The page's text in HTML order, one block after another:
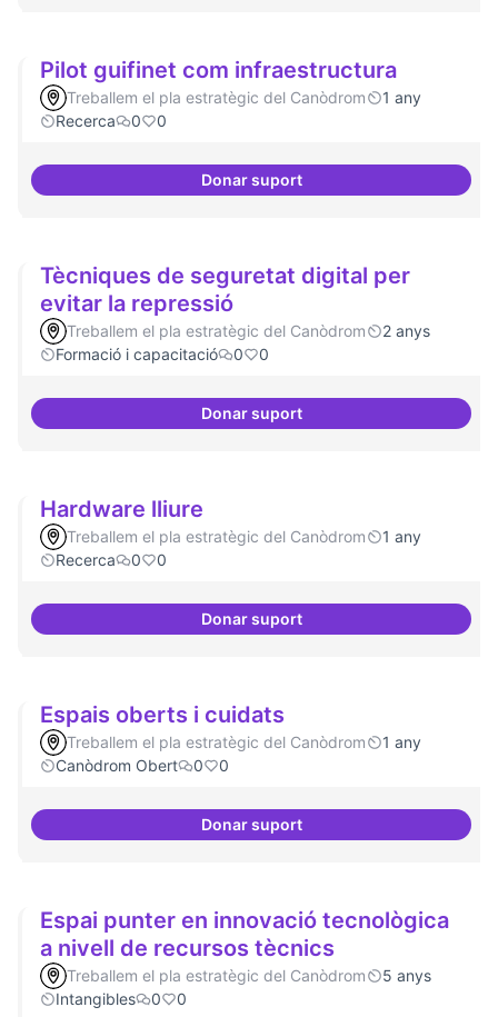
Pilot guifinet com infraestructura
Treballem el pla estratègic del Canòdrom
1 any
Recerca
0 0
Donar suportPilot guifinet com
Tècniques de seguretat digital per
evitar la repressió
Treballem el pla estratègic del Canòdrom
2 anys
Formació i capacitació
0 0
Donar suportTècniques de seguretat digital
Hardware lliure
Treballem el pla estratègic del Canòdrom
1 any
Recerca
0 0
Donar suportHardware lliure
Espais oberts i cuidats
Treballem el pla estratègic del Canòdrom
1 any
Canòdrom Obert
0 0
Donar suportEspais oberts i cuidats
Espai punter en innovació tecnològica
a nivell de recursos tècnics
Treballem el pla estratègic del Canòdrom
5 anys
Intangibles
0 0